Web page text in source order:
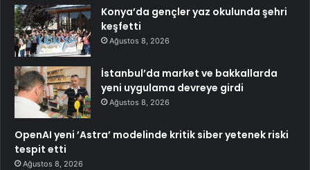
Konya’da gençler yaz okulunda şehri
keşfetti
Ağustos 8, 2026
İstanbul’da market ve bakkallarda
yeni uygulama devreye girdi
Ağustos 8, 2026
OpenAI yeni ’Astra’ modelinde kritik siber yetenek riski
tespit etti
Ağustos 8, 2026